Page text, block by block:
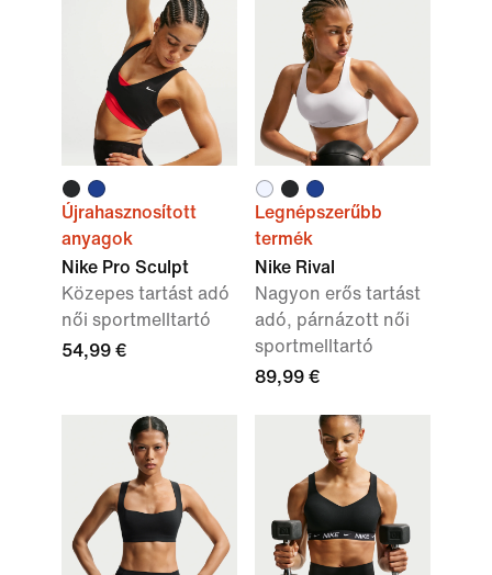
Újrahasznosított
anyagok
Nike Pro Sculpt
Közepes tartást adó
női sportmelltartó
54,99 €
Legnépszerűbb
termék
Nike Rival
Nagyon erős tartást
adó, párnázott női
sportmelltartó
89,99 €